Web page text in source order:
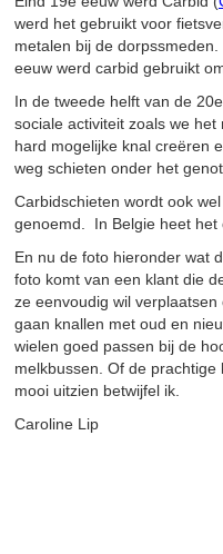
werd het gebruikt voor
metalen bij de
eeuw werd carbid gebruikt
In de tweede helft van de
sociale activiteit zoals we
hard mogelijke knal creëren
weg schieten onder het
Carbidschieten wordt ook
genoemd. In Belgie heet het
En nu de foto hieronder wat
foto komt van een klant die
ze eenvoudig wil
gaan knallen met oud en
wielen goed passen bij de
melkbussen. Of de
mooi uitzien betwijfel ik.
Caroline Lip